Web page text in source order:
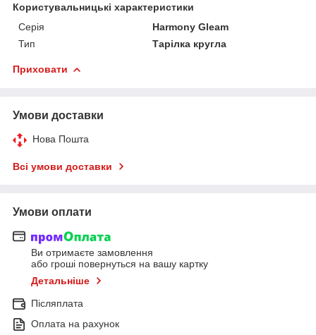
Користувальницькі характеристики
Серія
Harmony Gleam
Тип
Тарілка кругла
Приховати
Умови доставки
Нова Пошта
Всі умови доставки
Умови оплати
Ви отримаєте замовлення
або гроші повернуться на вашу картку
Детальніше
Післяплата
Оплата на рахунок